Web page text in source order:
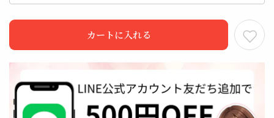
カートに入れる